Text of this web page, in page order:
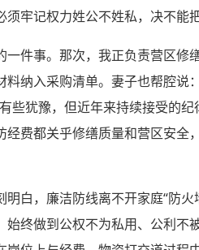
牢记权力姓公不姓私，决不能
件事。那次，我正负责营区修
纳入采购清单。妻子也帮腔说
些犹豫，但近年来持续接受的
费都关乎修缮质量和营区安全
白，廉洁防线离不开家庭“防
终做到公权不为私用、公利不